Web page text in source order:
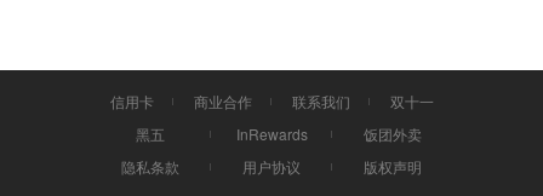
信用卡 商业合作 联系我们
双十一
黑五
InRewards
饭团外卖
隐私条款
用户协议 版权声明